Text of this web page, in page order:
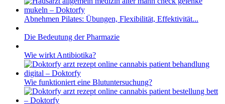
Abnehmen Pilates: Übungen, Flexibilität, Effektivität...
Die Bedeutung der Pharmazie
Wie wirkt Antibiotika?
Wie funktioniert eine Blutuntersuchung?